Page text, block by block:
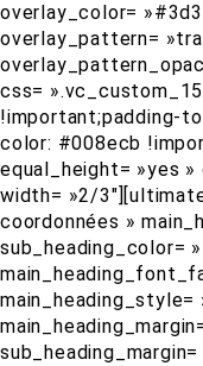
overlay_color=
overlay_pattern=
css=
!important;padding-
color: #008ecb
equal_height= »yes »
width= »2/
coordonnées »